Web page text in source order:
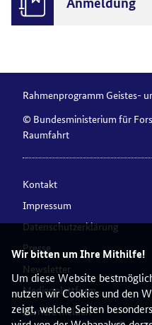
Wir bitten um Ihre Mithilfe!
Um diese Website
nutzen wir Cookies und den
zeigt, welche Seiten
Rahmenprogramm Geistes-
© Bundesministerium für
Raumfahrt
Kontakt
Impressum
Datenschutzerklärung
Presse
Newsletter
Medienplattform
Barriere melden